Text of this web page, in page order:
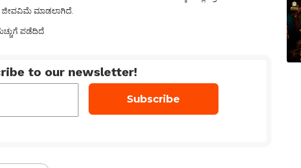
ಜೀವವಿಮೆ ಮಾಡಲಾಗಿದೆ.
ಪಡೆದಿದೆ
to our newsletter!